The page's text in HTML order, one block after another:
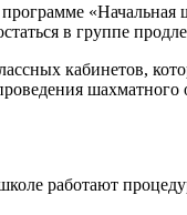
в группе
кабинетов,
работают